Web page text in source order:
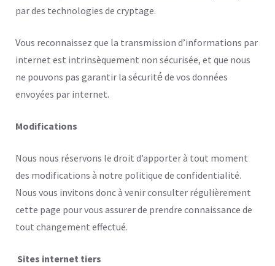
par des technologies de cryptage.
Vous reconnaissez que la transmission d’informations par
internet est intrinsèquement non sécurisée, et que nous
ne pouvons pas garantir la sécurité́ de vos données
envoyées par internet.
Modifications
Nous nous réservons le droit d’apporter à tout moment
des modifications à notre politique de confidentialité.
Nous vous invitons donc à venir consulter régulièrement
cette page pour vous assurer de prendre connaissance de
tout changement effectué.
Sites internet tiers